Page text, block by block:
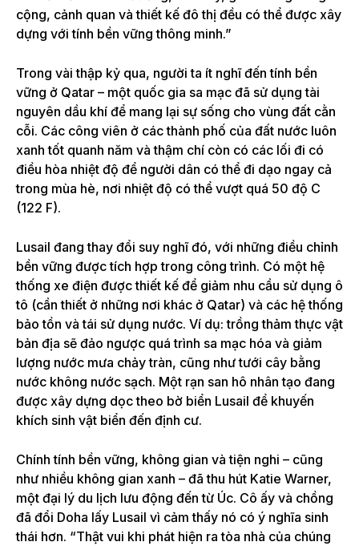
cộng, cảnh quan và thiết kế đô thị đều có thể được xây
dựng với tính bền vững thông minh.”
Trong vài thập kỷ qua, người ta ít nghĩ đến tính bền
vững ở Qatar – một quốc gia sa mạc đã sử dụng tài
nguyên dầu khí để mang lại sự sống cho vùng đất cằn
cỗi. Các công viên ở các thành phố của đất nước luôn
xanh tốt quanh năm và thậm chí còn có các lối đi có
điều hòa nhiệt độ để người dân có thể đi dạo ngay cả
trong mùa hè, nơi nhiệt độ có thể vượt quá 50 độ C
(122 F).
Lusail đang thay đổi suy nghĩ đó, với những điều chỉnh
bền vững được tích hợp trong công trình. Có một hệ
thống xe điện được thiết kế để giảm nhu cầu sử dụng ô
tô (cần thiết ở những nơi khác ở Qatar) và các hệ thống
bảo tồn và tái sử dụng nước. Ví dụ: trồng thảm thực vật
bản địa sẽ đảo ngược quá trình sa mạc hóa và giảm
lượng nước mưa chảy tràn, cũng như tưới cây bằng
nước không nước sạch. Một rạn san hô nhân tạo đang
được xây dựng dọc theo bờ biển Lusail để khuyến
khích sinh vật biển đến định cư.
Chính tính bền vững, không gian và tiện nghi – cũng
như nhiều không gian xanh – đã thu hút Katie Warner,
một đại lý du lịch lưu động đến từ Úc. Cô ấy và chồng
đã đổi Doha lấy Lusail vì cảm thấy nó có ý nghĩa sinh
thái hơn. “Thật vui khi phát hiện ra tòa nhà của chúng